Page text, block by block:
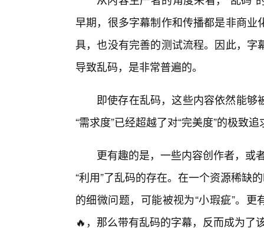
早期，很多字幕制作和传播都是非商
具，也没有完善的测试流程。因此，
导致乱码，是非常普遍的。
即使存在乱码，这些内容依然能
“需求度”已经超越了对“完美度”的极致追
更有趣的是，一些内容创作者，或
“利用”了乱码的存在。在一个资源稀缺
的细微问题，可能被视为“小瑕疵”。
🔥，那么带有乱码的字幕，反而成为了